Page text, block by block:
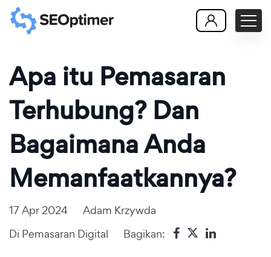
Apa itu Pemasaran
Terhubung? Dan
Bagaimana Anda
Memanfaatkannya?
17 Apr 2024
Adam Krzywda
Di Pemasaran Digital Bagikan: